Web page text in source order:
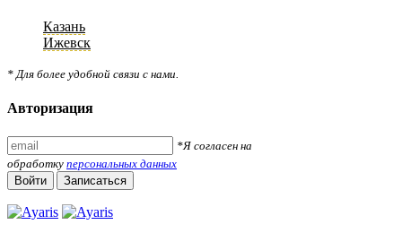
Казань
Ижевск
* Для более удобной связи с нами.
Авторизация
*Я согласен на
обработку персональных данных
Войти
Записаться